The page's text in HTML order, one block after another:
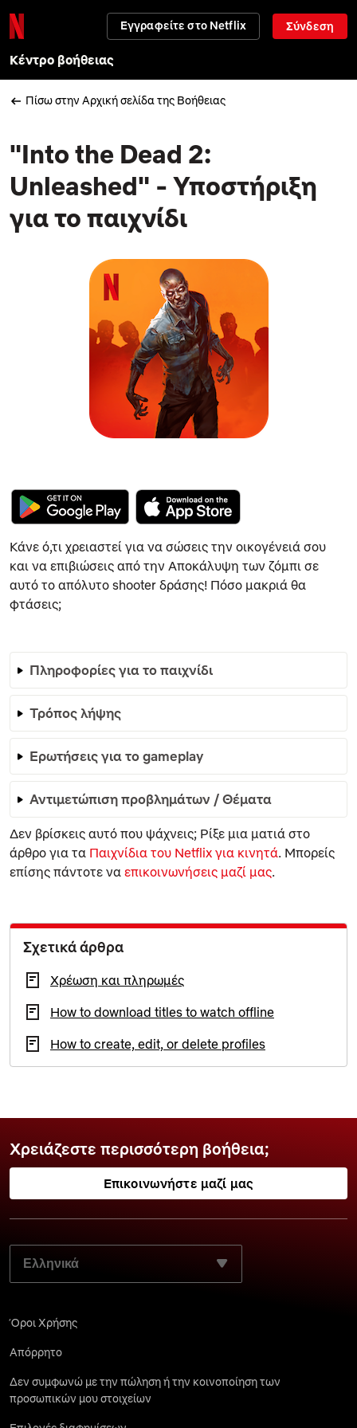
Εγγραφείτε στο Netflix Σύνδεση
Κέντρο βοήθειας
Πίσω στην Αρχική σελίδα της Βοήθειας
"Into the Dead 2:
Unleashed" - Υποστήριξη
για το παιχνίδι
Κάνε ό,τι χρειαστεί για να σώσεις την οικογένειά σου
και να επιβιώσεις από την Αποκάλυψη των ζόμπι σε
αυτό το απόλυτο shooter δράσης! Πόσο μακριά θα
φτάσεις;
Πληροφορίες για το παιχνίδι
Τρόπος λήψης
Ερωτήσεις για το gameplay
Αντιμετώπιση προβλημάτων / Θέματα
Δεν βρίσκεις αυτό που ψάχνεις; Ρίξε μια ματιά στο
άρθρο για τα Παιχνίδια του Netflix για κινητά. Μπορείς
επίσης πάντοτε να επικοινωνήσεις μαζί μας.
Σχετικά άρθρα
Χρέωση και πληρωμές
How to download titles to watch offline
How to create, edit, or delete profiles
Χρειάζεστε περισσότερη βοήθεια;
Επικοινωνήστε μαζί μας
ΕΠΙΛΈΞΤΕ ΤΗ ΓΛΏΣΣΑ ΤΗΣ ΠΡΟΤΊΜΗΣΉΣ ΣΑΣ:
Όροι Χρήσης
Απόρρητο
Δεν συμφωνώ με την πώληση ή την κοινοποίηση των
προσωπικών μου στοιχείων